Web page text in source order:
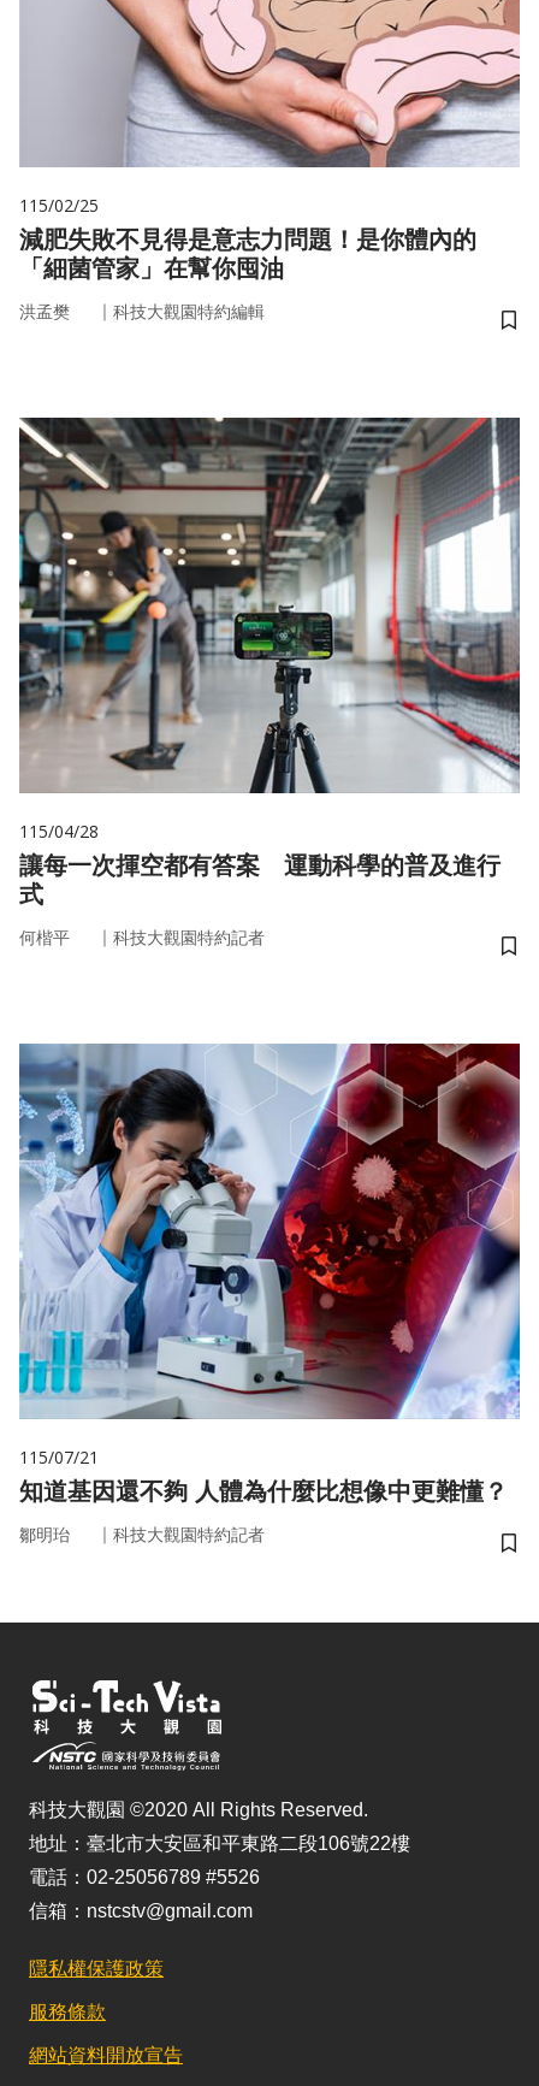
115/02/25
減肥失敗不見得是意志力問題！是你體內的
「細菌管家」在幫你囤油
洪孟樊 ｜ 科技大觀園特約編輯
儲
115/04/28
讓每一次揮空都有答案 運動科學的普及進行
式
何楷平 ｜ 科技大觀園特約記者
儲
115/07/21
知道基因還不夠 人體為什麼比想像中更難懂？
鄒明珆 ｜ 科技大觀園特約記者
儲
科技大觀園 ©2020 All Rights Reserved.
地址：臺北市大安區和平東路二段106號22樓
電話：02-25056789 #5526
信箱：nstcstv@gmail.com
隱私權保護政策
服務條款
網站資料開放宣告